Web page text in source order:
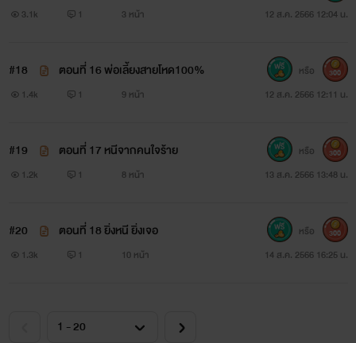
3.1k 1 3 หน้า 12 ส.ค. 2566 12:04 น.
#18 ตอนที่ 16 พ่อเลี้ยงสายโหด100%
1.4k 1 9 หน้า 12 ส.ค. 2566 12:11 น.
หรือ 300
#19 ตอนที่ 17 หนีจากคนใจร้าย
1.2k 1 8 หน้า 13 ส.ค. 2566 13:48 น.
หรือ 300
#20 ตอนที่ 18 ยิ่งหนี ยิ่งเจอ
1.3k 1 10 หน้า 14 ส.ค. 2566 16:25 น.
หรือ 300